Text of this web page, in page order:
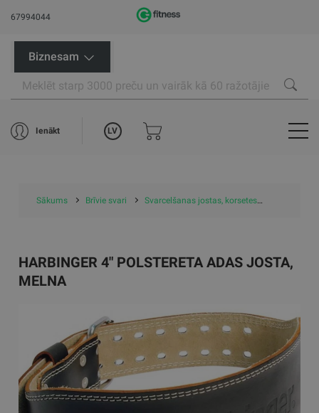
67994044
Biznesam
Ienākt LV
Sākums Brīvie svari Svarcelšanas jostas, korsetes
HARBINGER 4" POLSTERETA ADAS JOSTA,
MELNA